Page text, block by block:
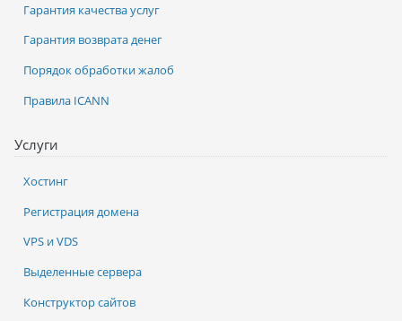
Услуги
Хостинг
Регистрация домена
VPS и VDS
Выделенные сервера
Конструктор сайтов
Гарантия качества услуг
Гарантия возврата денег
Порядок обработки жалоб
Правила ICANN